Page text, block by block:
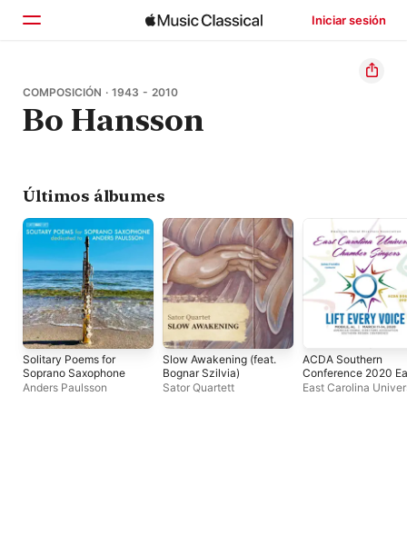
Iniciar sesión
Inicio
Explorar
COMPOSICIÓN · 1943 - 2010
Bo Hansson
Últimos álbumes
Solitary Poems for
Soprano Saxophone
Anders Paulsson
Slow Awakening (feat.
Bognar Szilvia)
Sator Quartett
ACDA Southern
Conference 2020
Carolina University
East Carolina